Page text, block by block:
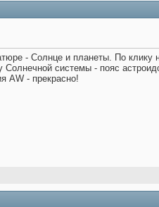
- Солнце и планеты. По
системы - пояс
AW - прекрасно!